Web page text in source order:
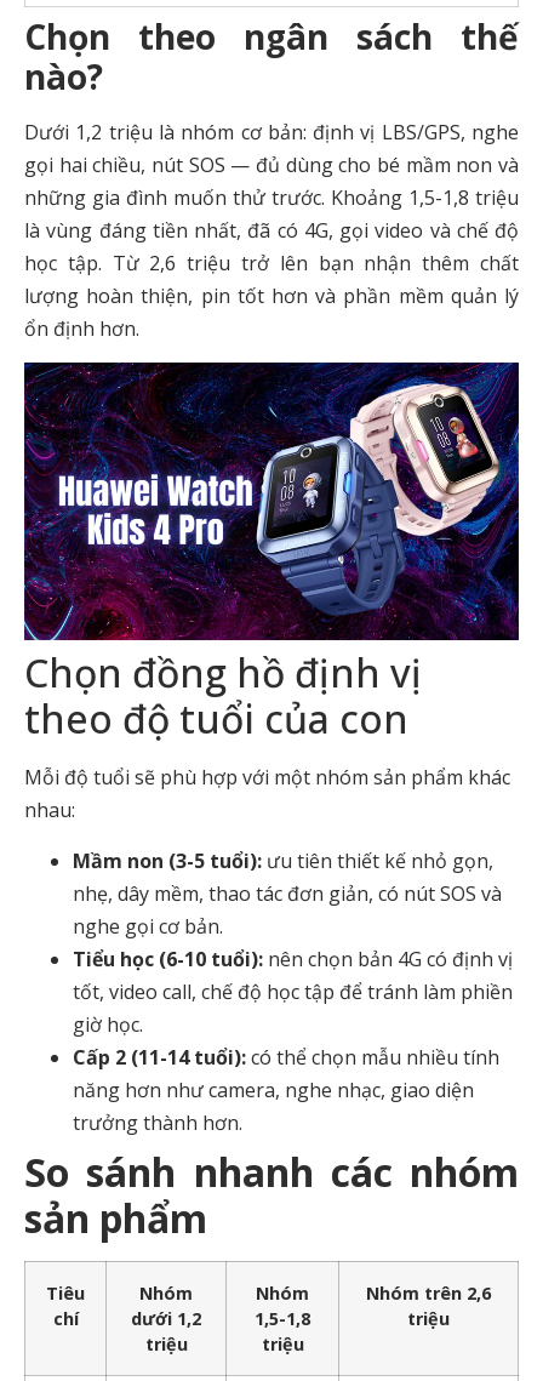
Chọn theo ngân sách thế
nào?
Dưới 1,2 triệu là nhóm cơ bản: định vị LBS/GPS, nghe
gọi hai chiều, nút SOS — đủ dùng cho bé mầm non và
những gia đình muốn thử trước. Khoảng 1,5-1,8 triệu
là vùng đáng tiền nhất, đã có 4G, gọi video và chế độ
học tập. Từ 2,6 triệu trở lên bạn nhận thêm chất
lượng hoàn thiện, pin tốt hơn và phần mềm quản lý
ổn định hơn.
Chọn đồng hồ định vị
theo độ tuổi của con
Mỗi độ tuổi sẽ phù hợp với một nhóm sản phẩm khác
nhau:
Mầm non (3-5 tuổi): ưu tiên thiết kế nhỏ gọn,
nhẹ, dây mềm, thao tác đơn giản, có nút SOS và
nghe gọi cơ bản.
Tiểu học (6-10 tuổi): nên chọn bản 4G có định vị
tốt, video call, chế độ học tập để tránh làm phiền
giờ học.
Cấp 2 (11-14 tuổi):có thể chọn mẫu nhiều tính
năng hơn như camera, nghe nhạc, giao diện
trưởng thành hơn.
So sánh nhanh các nhóm
sản phẩm
Tiêu
chí
Nhóm
dưới 1,2
triệu
Nhóm
1,5-1,8
triệu
Nhóm trên 2,6
triệu